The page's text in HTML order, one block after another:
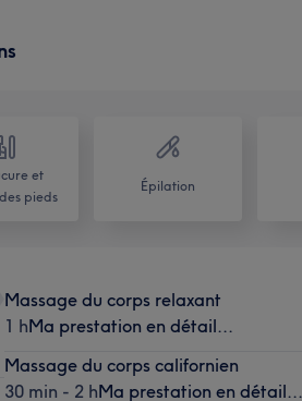
et
pieds
Épilation
Massage du corps relaxant
1 hMa prestation en détail...
Massage du corps californien
30 min - 2 hMa prestation en détail...